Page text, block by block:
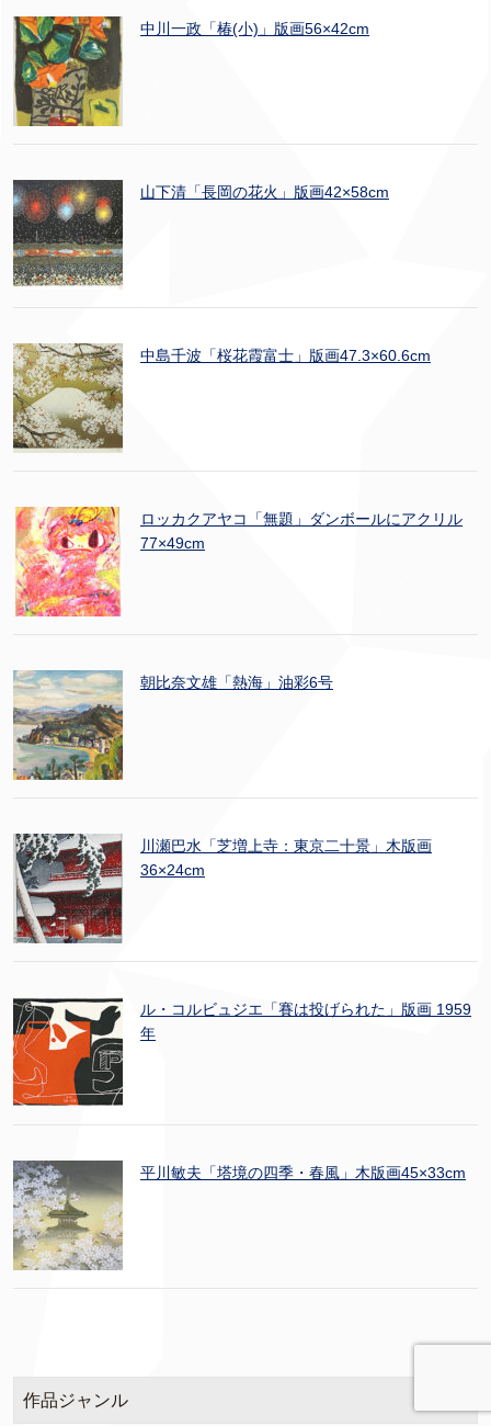
中川一政「椿(小)」版画56×42cm
山下清「長岡の花火」版画42×58cm
中島千波「桜花霞富士」版画47.3×60.6cm
ロッカクアヤコ「無題」ダンボールにアクリル
77×49cm
朝比奈文雄「熱海」油彩6号
川瀬巴水「芝増上寺：東京二十景」木版画
36×24cm
ル・コルビュジエ「賽は投げられた」版画 1959
年
平川敏夫「塔境の四季・春風」木版画45×33cm
作品ジャンル